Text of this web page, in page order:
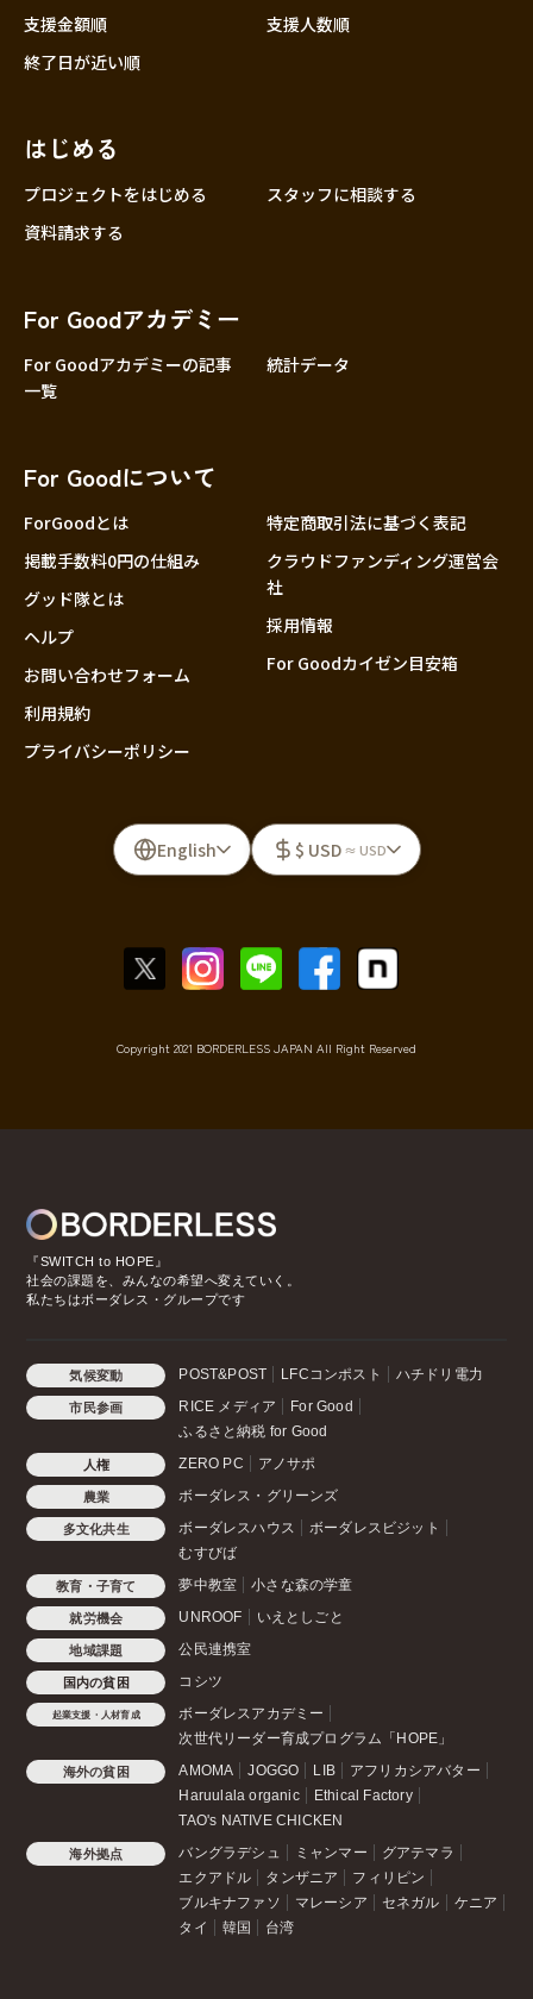
支援金額順
支援人数順
終了日が近い順
はじめる
プロジェクトをはじめる
スタッフに相談する
資料請求する
For Goodアカデミー
For Goodアカデミーの記事
一覧
統計データ
For Goodについて
ForGoodとは
掲載手数料0円の仕組み
グッド隊とは
ヘルプ
お問い合わせフォーム
利用規約
プライバシーポリシー
特定商取引法に基づく表記
クラウドファンディング運営会
社
採用情報
For Goodカイゼン目安箱
English $ USD ≈ USD
Copyright 2021 BORDERLESS JAPAN All Right Reserved
『SWITCH to HOPE』
社会の課題を、みんなの希望へ変えていく。
私たちはボーダレス・グループです
気候変動 POST&POST LFCコンポスト ハチドリ電力
市民参画 RICE メディア
For Good
ふるさと納税 for Good
人権 ZERO PC アノサポ
農業 ボーダレス・グリーンズ
多文化共生 ボーダレスハウス
ボーダレスビジット
むすびば
教育・子育て 夢中教室 小さな森の学童
就労機会 UNROOF いえとしごと
地域課題 公民連携室
国内の貧困 コシツ
起業支援・人材育成
ボーダレスアカデミー
次世代リーダー育成プログラム「HOPE」
海外の貧困 AMOMA JOGGO LIB
アフリカシアバター
Haruulala organic
Ethical Factory
TAO's NATIVE CHICKEN
海外拠点 バングラデシュ ミャンマー
グアテマラ
エクアドル
タンザニア
フィリピン
ブルキナファソ
マレーシア セネガル
ケニア
タイ
韓国 台湾